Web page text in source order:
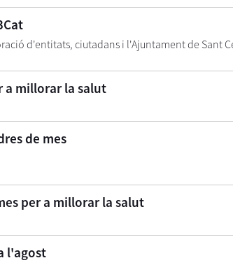
d'entitats, ciutadans i l'Ajuntament de Sant
a millorar la salut
de mes
per a millorar la salut
l'agost